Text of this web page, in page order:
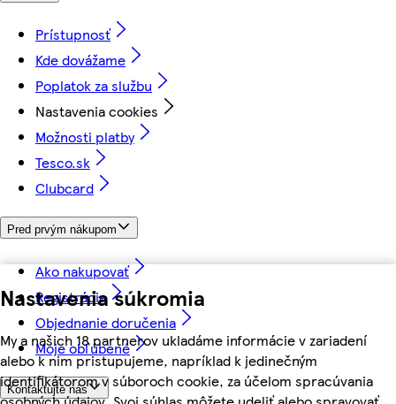
Nastavenia súkromia
My a našich 18 partnerov ukladáme informácie v zariadení
alebo k nim pristupujeme, napríklad k jedinečným
identifikátorom v súboroch cookie, za účelom spracúvania
Prístupnosť
Kde dovážame
Poplatok za službu
Nastavenia cookies
Možnosti platby
Tesco.sk
Clubcard
Pred prvým nákupom
Ako nakupovať
Registrácia
Objednanie doručenia
Moje obľúbené
Kontaktujte nás